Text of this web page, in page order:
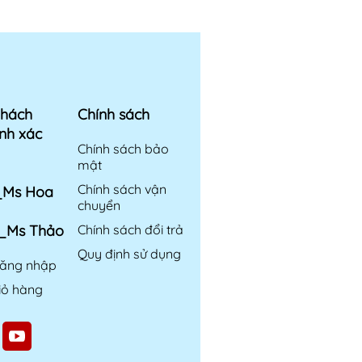
xác
Hoa
Thảo
nhập
hàng
Chính sách
Chính sách bảo
mật
Chính sách vận
chuyển
Chính sách đổi trả
Quy định sử dụng